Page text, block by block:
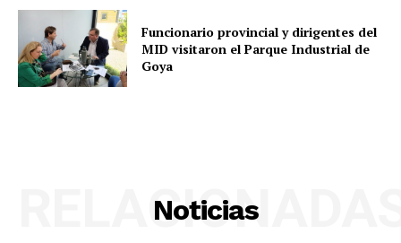
Funcionario provincial y dirigentes del
MID visitaron el Parque Industrial de
Goya
Noticias